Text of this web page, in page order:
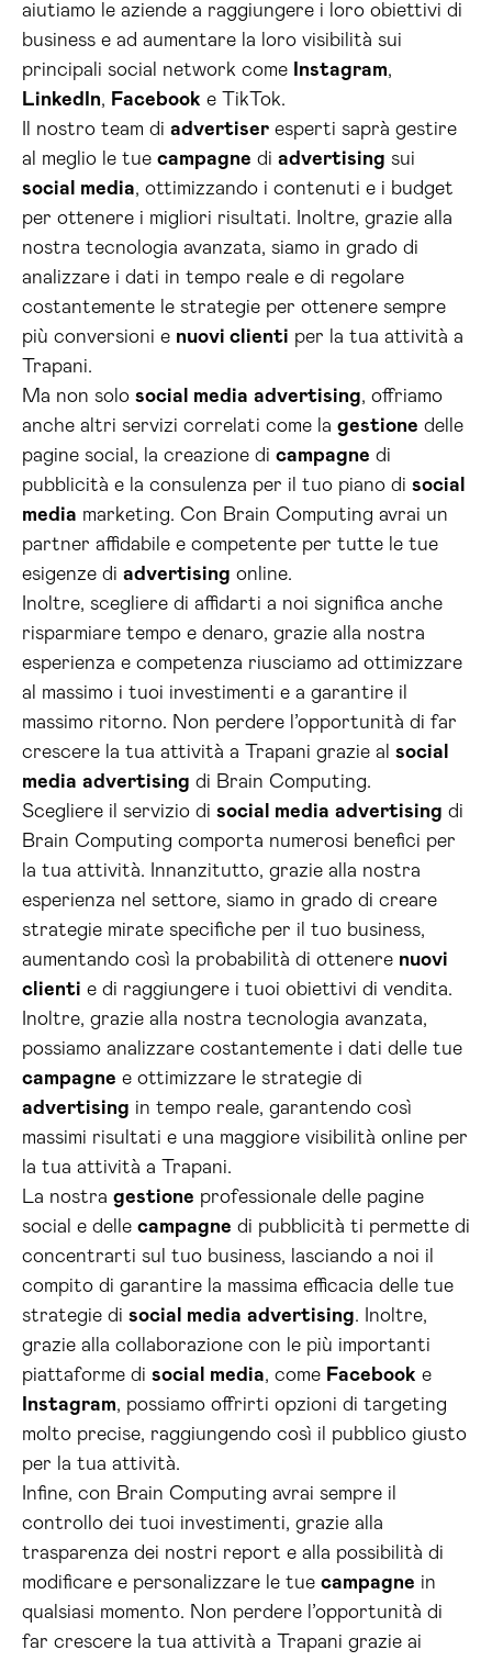
aiutiamo le aziende a raggiungere i loro obiettivi di
business e ad aumentare la loro visibilità sui
principali social network come
Instagram,
LinkedIn, Facebook e TikTok.
Il nostro team di advertiser esperti saprà gestire
al meglio le tue campagne di advertising sui
social media, ottimizzando i contenuti e i budget
per ottenere i migliori risultati. Inoltre, grazie alla
nostra tecnologia avanzata, siamo in grado di
analizzare i dati in tempo reale e di regolare
costantemente le strategie per ottenere sempre
più conversioni e nuovi clienti per la tua attività a
Trapani.
Ma non solo social media advertising, offriamo
anche altri servizi correlati come la gestione delle
pagine social, la creazione di campagne di
pubblicità e la consulenza per il tuo piano di social
media marketing. Con Brain Computing avrai un
partner affidabile e competente per tutte le tue
esigenze di advertising online.
Inoltre, scegliere di affidarti a noi significa anche
risparmiare tempo e denaro, grazie alla nostra
esperienza e competenza riusciamo ad ottimizzare
al massimo i tuoi investimenti e a garantire il
massimo ritorno. Non perdere l’opportunità di far
crescere la tua attività a Trapani grazie al social
media advertising di Brain Computing.
Scegliere il servizio di social media advertising di
Brain Computing comporta numerosi benefici per
la tua attività. Innanzitutto, grazie alla nostra
esperienza nel settore, siamo in grado di creare
strategie mirate specifiche per il tuo business,
aumentando così la probabilità di ottenere nuovi
clienti e di raggiungere i tuoi obiettivi di vendita.
Inoltre, grazie alla nostra tecnologia avanzata,
possiamo analizzare costantemente i dati delle tue
campagne e ottimizzare le strategie di
advertising in tempo reale, garantendo così
massimi risultati e una maggiore visibilità online per
la tua attività a Trapani.
La nostra gestione professionale delle pagine
social e delle campagne di pubblicità ti permette di
concentrarti sul tuo business, lasciando a noi il
compito di garantire la massima efficacia delle tue
strategie di social media advertising. Inoltre,
grazie alla collaborazione con le più importanti
piattaforme di social media, come Facebook e
Instagram, possiamo offrirti opzioni di targeting
molto precise, raggiungendo così il pubblico giusto
per la tua attività.
Infine, con Brain Computing avrai sempre il
controllo dei tuoi investimenti, grazie alla
trasparenza dei nostri report e alla possibilità di
modificare e personalizzare le tue campagne in
qualsiasi momento. Non perdere l’opportunità di
far crescere la tua attività a Trapani grazie ai